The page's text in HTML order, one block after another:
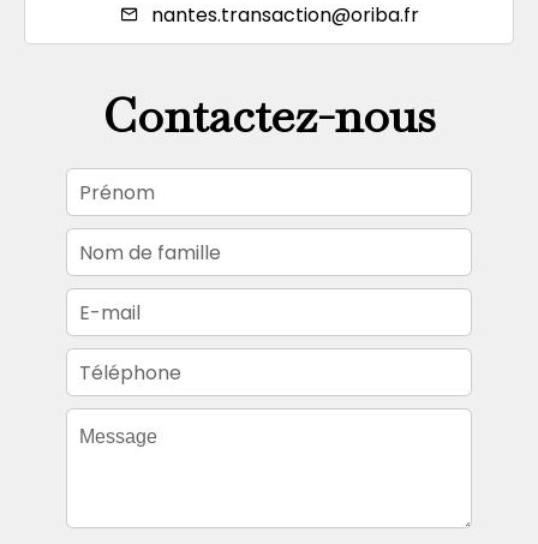
nantes.transaction@oriba.fr
Contactez-nous